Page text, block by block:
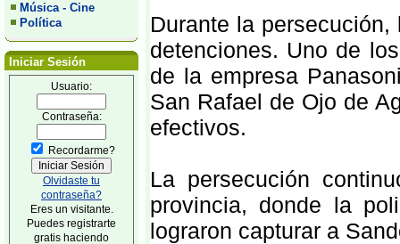
Música - Cine
Política
Iniciar Sesión
Usuario:
Contraseña:
Recordarme?
Olvidaste tu
contraseña?
Eres un visitante.
Puedes registrarte
gratis haciendo
Durante la
detenciones. Uno de
de la empresa
San Rafael de Ojo de
efectivos.
La persecución
provincia, donde la
lograron capturar a